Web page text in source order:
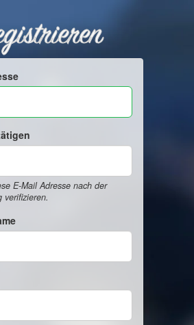
E-Mail Adresse nach der
verifizieren.